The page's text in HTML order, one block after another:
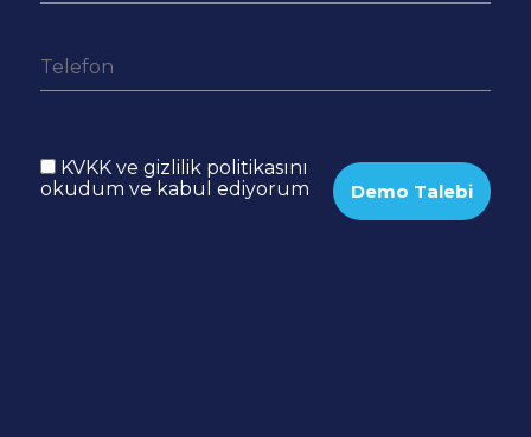
KVKK ve gizlilik politikasını
okudum ve kabul ediyorum